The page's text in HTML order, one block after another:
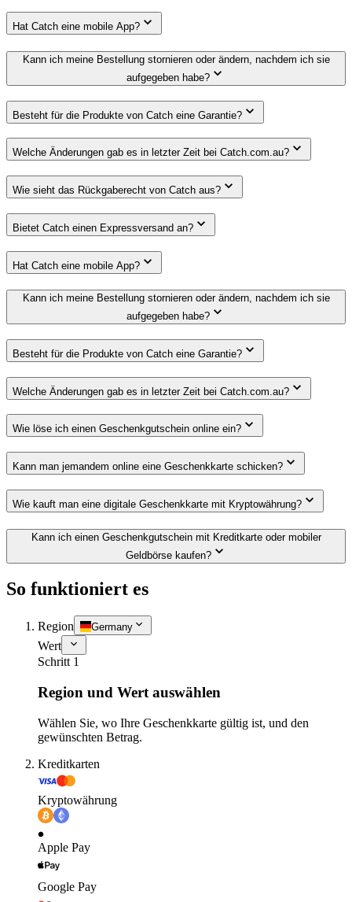
Hat Catch eine mobile App?
Kann ich meine Bestellung stornieren oder ändern, nachdem ich sie
aufgegeben habe?
Besteht für die Produkte von Catch eine Garantie?
Welche Änderungen gab es in letzter Zeit bei Catch.com.au?
Wie sieht das Rückgaberecht von Catch aus?
Bietet Catch einen Expressversand an?
Hat Catch eine mobile App?
Kann ich meine Bestellung stornieren oder ändern, nachdem ich sie
aufgegeben habe?
Besteht für die Produkte von Catch eine Garantie?
Welche Änderungen gab es in letzter Zeit bei Catch.com.au?
Wie löse ich einen Geschenkgutschein online ein?
Kann man jemandem online eine Geschenkkarte schicken?
Wie kauft man eine digitale Geschenkkarte mit Kryptowährung?
Kann ich einen Geschenkgutschein mit Kreditkarte oder mobiler
Geldbörse kaufen?
So funktioniert es
Region Germany
Wert
Schritt 1
Region und Wert auswählen
Wählen Sie, wo Ihre Geschenkkarte gültig ist, und den
gewünschten Betrag.
Kreditkarten
Kryptowährung
Apple Pay
Google Pay